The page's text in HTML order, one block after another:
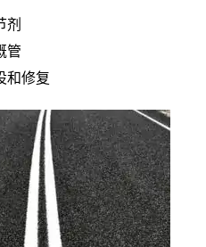
剂
管
和修复